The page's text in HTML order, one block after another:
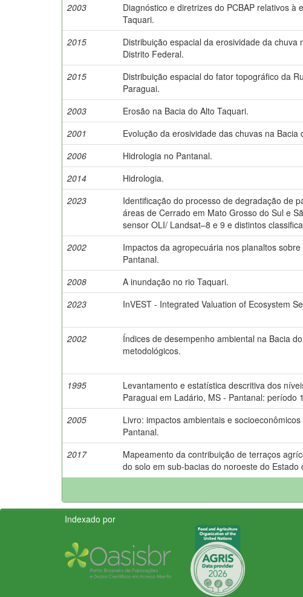
2003
Diagnóstico e diretrizes do PCBAP relativos à
Taquari.
2015
Distribuição espacial da erosividade da chuva
Distrito Federal.
2015
Distribuição espacial do fator topográfico da
Paraguai.
2003 Erosão na Bacia do Alto Taquari.
2001
Evolução da erosividade das chuvas na Bacia
2006
Hidrologia no Pantanal.
2014
Hidrologia.
2023
Identificação do processo de degradação de
áreas de Cerrado em Mato Grosso do Sul e
sensor OLI/ Landsat–8 e 9 e distintos
2002
Impactos da agropecuária nos planaltos
Pantanal.
2008 A inundação no rio Taquari.
2023
InVEST - Integrated Valuation of Ecosystem
2002
Índices de desempenho ambiental na Bacia
metodológicos.
1995
Levantamento e estatística descritiva dos
Paraguai em Ladário, MS - Pantanal: período
2005
Livro: impactos ambientais e
Pantanal.
2017
Mapeamento da contribuição de terraços
do solo em sub-bacias do noroeste do Estado
Indexado por